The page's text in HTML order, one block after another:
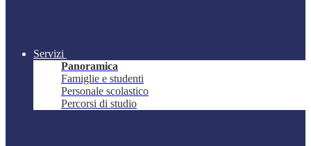
Servizi
Panoramica
Famiglie e studenti
Personale scolastico
Percorsi di studio